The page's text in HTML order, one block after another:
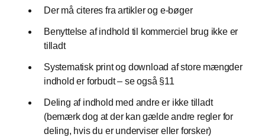
Der må citeres fra artikler og e-bøger
Benyttelse af indhold til kommerciel brug ikke er
tilladt
Systematisk print og download af store mængder
indhold er forbudt – se også §11
Deling af indhold med andre er ikke tilladt
(bemærk dog at der kan gælde andre regler for
deling, hvis du er underviser eller forsker)